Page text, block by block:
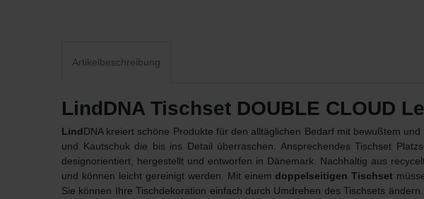
Artikelbeschreibung
LindDNA Tischset DOUBLE CLOUD
LindDNA kreiert schöne Produkte für den alltäglichen Bedarf mit bewußtem und
und Kautschuk die bis ins Detail überraschen. Ansprechendes Tischset
designorientiert, hergestellt und entworfen in Dänemark. Nachhaltig aus
und können leicht gereinigt werden. Mit einem doppelseitigen Tischset
Sie können Ihre Tischdekoration einfach durch Umdrehen des Tischsets